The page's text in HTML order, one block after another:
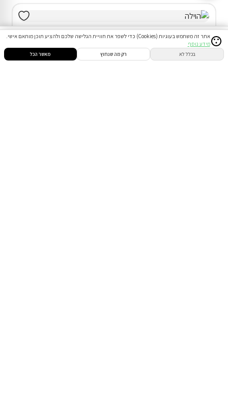
הזמנות הודעות התחבר
אתר זה משתמש בעוגיות (Cookies) כדי לשפר את חוויית הגלישה שלכם ולהציע תוכן מותאם אישי.
מידע נוסף
בכלל לא רק מה שנחוץ מאשר הכל